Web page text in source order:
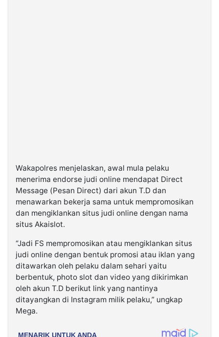
Wakapolres menjelaskan, awal mula pelaku
menerima endorse judi online mendapat Direct
Message (Pesan Direct) dari akun T.D dan
menawarkan bekerja sama untuk mempromosikan
dan mengiklankan situs judi online dengan nama
situs Akaislot.
“Jadi FS mempromosikan atau mengiklankan situs
judi online dengan bentuk promosi atau iklan yang
ditawarkan oleh pelaku dalam sehari yaitu
berbentuk, photo slot dan video yang dikirimkan
oleh akun T.D berikut link yang nantinya
ditayangkan di Instagram milik pelaku,” ungkap
Mega.